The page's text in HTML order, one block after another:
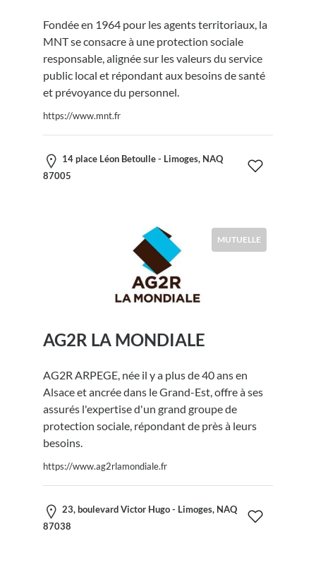
Fondée en 1964 pour les agents territoriaux, la
MNT se consacre à une protection sociale
responsable, alignée sur les valeurs du service
public local et répondant aux besoins de santé
et prévoyance du personnel.
https://www.mnt.fr
14 place Léon Betoulle - Limoges, NAQ
87005
MUTUELLE
AG2R LA MONDIALE
AG2R ARPEGE, née il y a plus de 40 ans en
Alsace et ancrée dans le Grand-Est, offre à ses
assurés l'expertise d'un grand groupe de
protection sociale, répondant de près à leurs
besoins.
https://www.ag2rlamondiale.fr
23, boulevard Victor Hugo - Limoges, NAQ
87038